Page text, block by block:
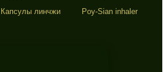
Капсулы линчжи
Poy-Sian inhaler